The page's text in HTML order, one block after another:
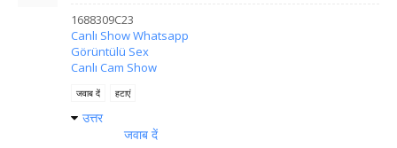
1688309C23
Canlı Show Whatsapp
Görüntülü Sex
Canlı Cam Show
जवाब दें हटाएं
उत्तर
जवाब दें